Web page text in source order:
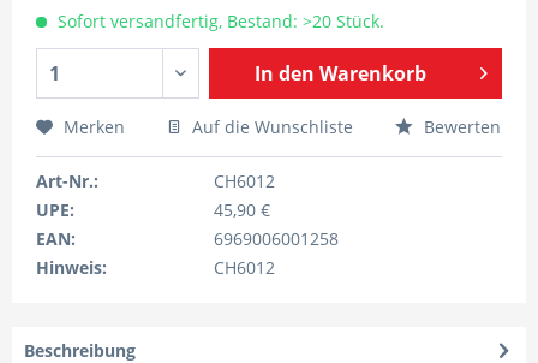
Sofort versandfertig, Bestand: >20 Stück.
In den Warenkorb
Merken Auf die Wunschliste Bewerten
Art-Nr.:
CH6012
UPE:
45,90 €
EAN:
6969006001258
Hinweis:
CH6012
Beschreibung